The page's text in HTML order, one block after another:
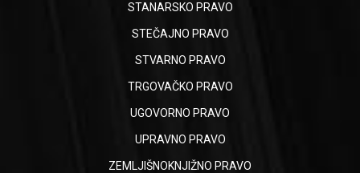
STANARSKO PRAVO
STEČAJNO PRAVO
STVARNO PRAVO
TRGOVAČKO PRAVO
UGOVORNO PRAVO
UPRAVNO PRAVO
ZEMLJIŠNOKNJIŽNO PRAVO